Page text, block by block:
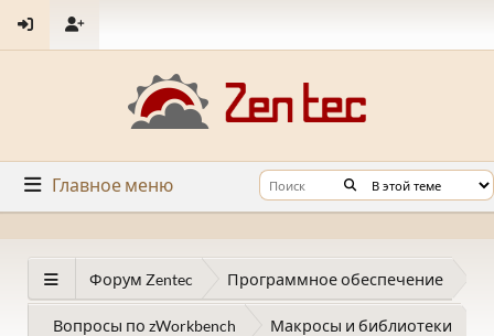
Главное меню
Форум Zentec Программное обеспечение
Вопросы по zWorkbench Макросы и библиотеки